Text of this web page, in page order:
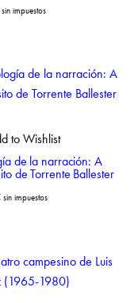
sin impuestos
to Wishlist
de la narración: A
de Torrente Ballester
sin impuestos